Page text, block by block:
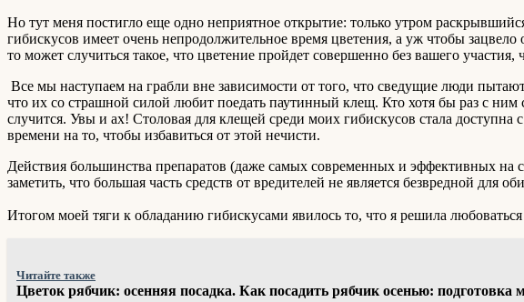
Но тут меня постигло еще одно неприятное открытие: только утром
гибискусов имеет очень непродолжительное время цветения, а уж чтобы
то может случиться такое, что цветение пройдет совершенно без вашего участия,
Все мы наступаем на грабли вне зависимости от того, что сведущие люди
что их со страшной силой любит поедать паутинный клещ. Кто хотя бы раз с ним
случится. Увы и ах! Столовая для клещей среди моих гибискусов стала
времени на то, чтобы избавиться от этой нечисти.
Действия большинства препаратов (даже самых современных и эффективных на
заметить, что большая часть средств от вредителей не является безвредной
Итогом моей тяги к обладанию гибискусами явилось то, что я решила
Читайте также
Цветок рябчик: осенняя посадка. Как посадить рябчик осенью: